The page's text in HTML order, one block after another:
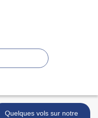
Quelques vols sur notre